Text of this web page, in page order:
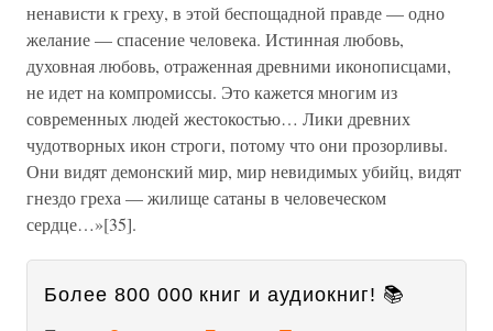
ненависти к греху, в этой беспощадной правде — одно
желание — спасение человека. Истинная любовь,
духовная любовь, отраженная древними иконописцами,
не идет на компромиссы. Это кажется многим из
современных людей жестокостью… Лики древних
чудотворных икон строги, потому что они прозорливы.
Они видят демонский мир, мир невидимых убийц, видят
гнездо греха — жилище сатаны в человеческом
сердце…»[35].
Более 800 000 книг и аудиокниг! 📚